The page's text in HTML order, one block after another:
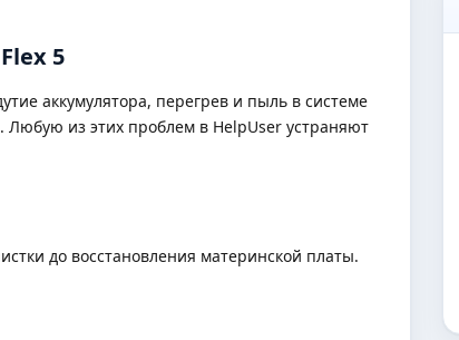
5
аккумулятора, перегрев и пыль в системе
Любую из этих проблем в HelpUser устраняют
до восстановления материнской платы.